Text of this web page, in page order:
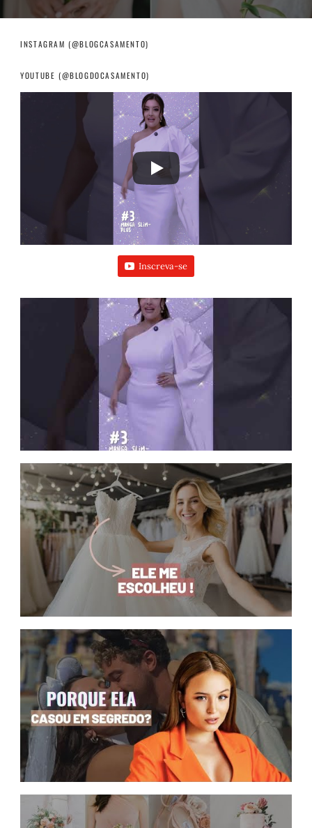
INSTAGRAM (@BLOGCASAMENTO)
YOUTUBE (@BLOGDOCASAMENTO)
Inscreva-se